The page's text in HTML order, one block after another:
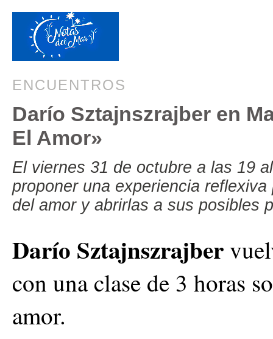
ENCUENTROS
Darío Sztajnszrajber en
El Amor»
El viernes 31 de octubre a las 19
proponer una experiencia
del amor y abrirlas a sus posibles
Darío Sztajnszrajber
con una clase de 3 horas
amor.